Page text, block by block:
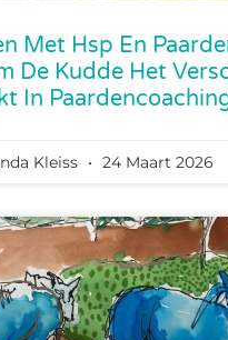
Met Hsp En
De Kudde Het
In
Kleiss 24 Maart 2026